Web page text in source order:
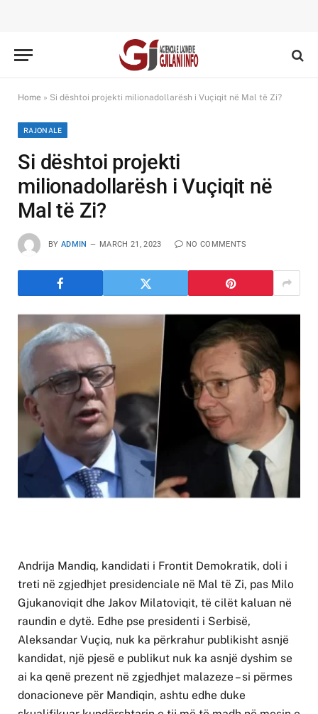
Home » Si dështoi projekti milionadollarësh i Vuçiqit në Mal të Zi?
RAJONALE
Si dështoi projekti
milionadollarësh i Vuçiqit në
Mal të Zi?
BY ADMIN MARCH 21, 2023 NO COMMENTS
Andrija Mandiq, kandidati i Frontit Demokratik, doli i
treti në zgjedhjet presidenciale në Mal të Zi, pas Milo
Gjukanoviqit dhe Jakov Milatoviqit, të cilët kaluan në
raundin e dytë. Edhe pse presidenti i Serbisë,
Aleksandar Vuçiq, nuk ka përkrahur publikisht asnjë
kandidat, një pjesë e publikut nuk ka asnjë dyshim se
ai ka qenë prezent në zgjedhjet malazeze – si përmes
donacioneve për Mandiqin, ashtu edhe duke